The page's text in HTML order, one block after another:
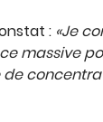
: «Je
massive